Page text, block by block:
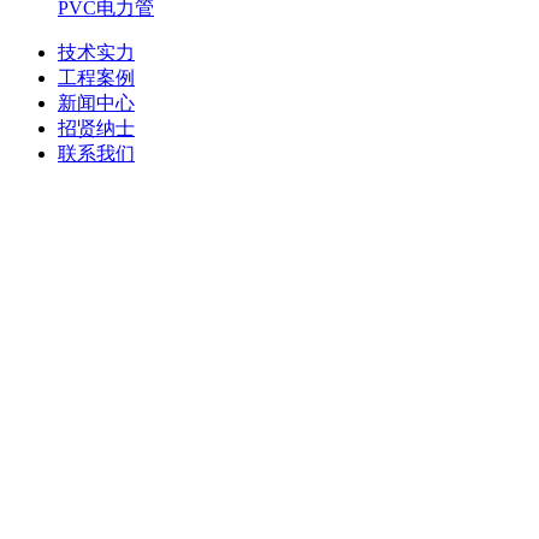
PVC电力管
技术实力
工程案例
新闻中心
招贤纳士
联系我们